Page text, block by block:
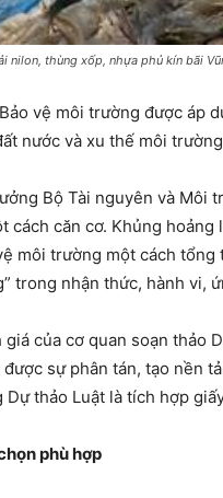
nilon, thùng xốp, nhựa phủ kín bãi
vệ môi trường được áp
nước và xu thế môi
Bộ Tài nguyên và Môi
cách căn cơ. Khủng
môi trường một cách tổng
trong nhận thức, hành vi,
giá của cơ quan soạn thảo
được sự phân tán, tạo nền
Dự thảo Luật là tích hợp
phù hợp